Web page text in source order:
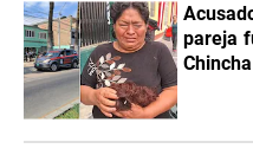
pareja
Chincha